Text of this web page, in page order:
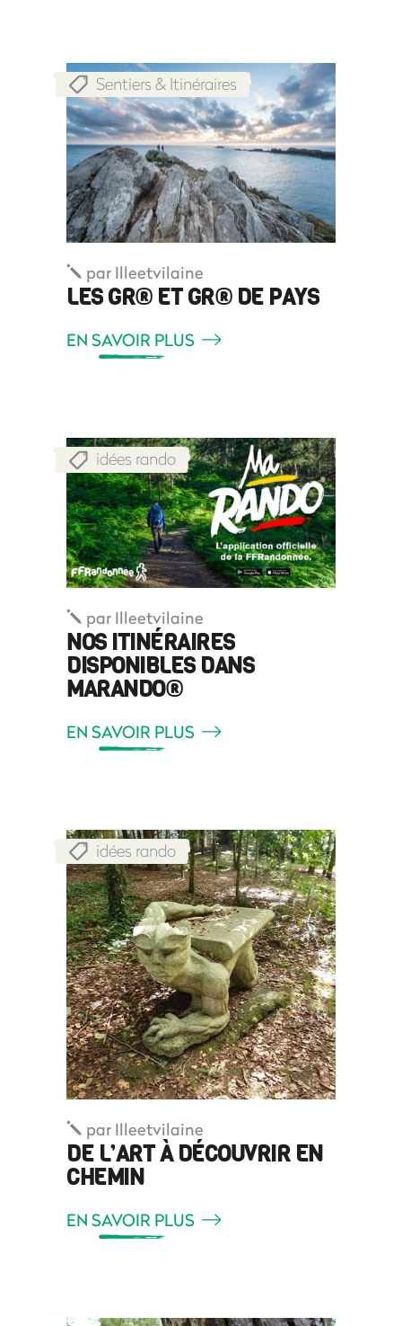
Sentiers & Itinéraires
par Illeetvilaine
LES GR® ET GR® DE PAYS
EN SAVOIR PLUS
idées rando
par Illeetvilaine
NOS ITINÉRAIRES
DISPONIBLES DANS
MARANDO®
EN SAVOIR PLUS
idées rando
par Illeetvilaine
DE L’ART À DÉCOUVRIR EN
CHEMIN
EN SAVOIR PLUS